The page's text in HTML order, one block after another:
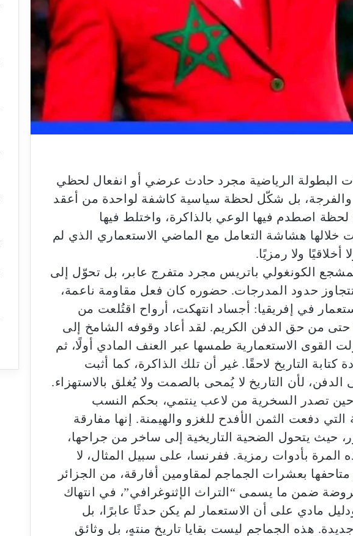
البطولة الرياضية مجرد حادث عرضي أو انفعال لحظي
بل شكّل لحظة سياسية كاشفة لواحدة من أعقد
لحظة اصطدم فيها الوعي بالذاكرة، واختلط فيها
خلالها هشاشة التعامل مع الماضي الاستعماري الذي لم
أخلاقيًا ولا رمزيًا.
الكونغولي باتريس مجرد متفرج عابر، بل تحوّل إلى
حدود المدرجات. حضوره كان فعل مقاومة ناعمة،
في إفريقيا: أجساد انتهكت، أرواح اقتُلعت من
حتى من حق الدفن الكريم. لقد أعاد وقوفه الشامخ إلى
القوى الاستعمارية طمسها عبر العنف المادي أولًا، ثم
كتابة التاريخ لاحقًا. غير أن تلك الذاكرة، كما أثبت
لأن التاريخ لا يُمحى بالصمت ولا يُغلق بالاستهزاء.
حين تصدر السخرية من لاعب ينتمي، بحكم النسب
التي دفعت الثمن الأفدح للغزو والهيمنة. إنها مفارقة
حيث يتحول الضحية التاريخية إلى ساخر من جراحها،
المرة بأدوات رمزية. ففرنسا، على سبيل المثال، لا
بعشرات الجماجم لمقاومين أفارقة، من الجزائر
ضمن ما يسمى “التراث الإثنوغرافي”، في انتهاك
مادي على أن الاستعمار لم يكن حدثًا عابرًا، بل
هذه الجماجم ليست بقايا تاريخ منتهٍ، بل وثائق